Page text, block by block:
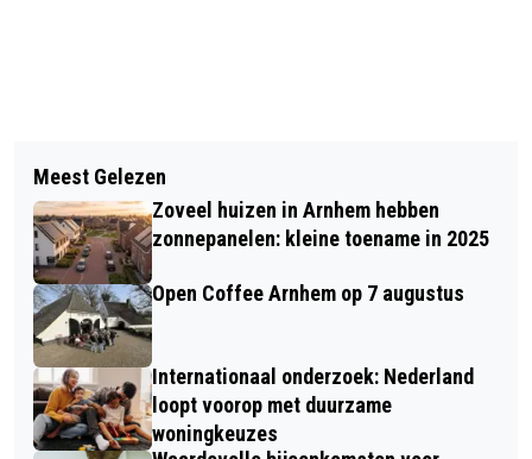
MILIEUZONE VANAF 29 OKTOBER OOK
VOOR BESTELAUTO'S
DU SOLEIL VELP WORDT RESTAURANT,
BROUWERIJ, PROEFLOKAAL EN B&B
Meest Gelezen
Zoveel huizen in Arnhem hebben
zonnepanelen: kleine toename in 2025
Open Coffee Arnhem op 7 augustus
Internationaal onderzoek: Nederland
loopt voorop met duurzame
woningkeuzes